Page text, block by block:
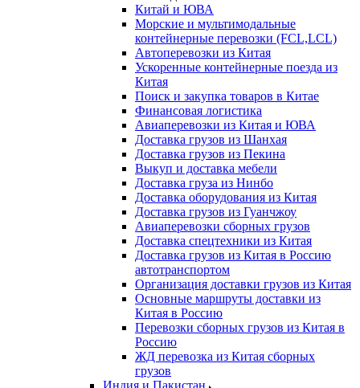
Китай и ЮВА
Морские и мультимодальные
контейнерные перевозки (FCL,LCL)
Автоперевозки из Китая
Ускоренные контейнерные поезда из
Китая
Поиск и закупка товаров в Китае
Финансовая логистика
Авиаперевозки из Китая и ЮВА
Доставка грузов из Шанхая
Доставка грузов из Пекина
Выкуп и доставка мебели
Доставка груза из Нинбо
Доставка оборудования из Китая
Доставка грузов из Гуанчжоу
Авиаперевозки сборных грузов
Доставка спецтехники из Китая
Доставка грузов из Китая в Россию
автотранспортом
Организация доставки грузов из Китая
Основные маршруты доставки из
Китая в Россию
Перевозки сборных грузов из Китая в
Россию
ЖД перевозка из Китая сборных
грузов
Индия и Пакистан